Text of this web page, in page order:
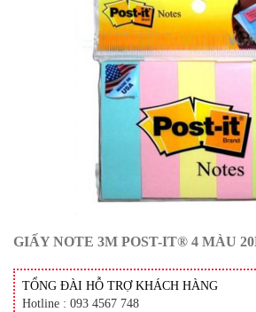
GIẤY NOTE 3M POST-IT® 4 MÀU
TỔNG ĐÀI HỖ TRỢ KHÁCH HÀNG
Hotline : 093 4567 748